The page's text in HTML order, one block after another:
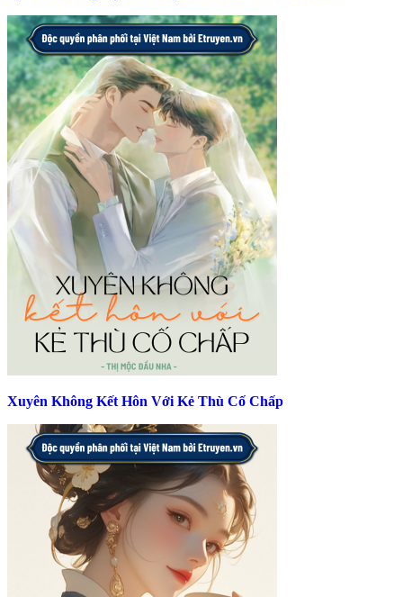
Xuyên Không Kết Hôn Với Kẻ Thù Cố Chấp